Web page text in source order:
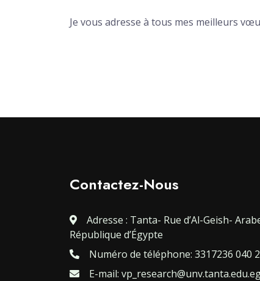
Je vous adresse à tous mes meilleurs
Contactez-Nous
Adresse : Tanta- Rue d’Al-Geish-
République d’Égypte
Numéro de téléphone: 3317236 040
E-mail: